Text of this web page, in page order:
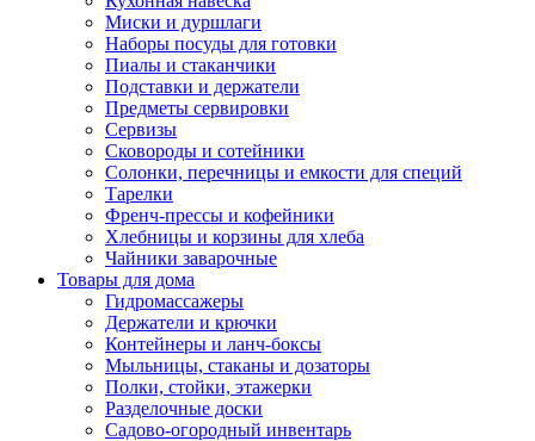
Миски и дуршлаги
Наборы посуды для готовки
Пиалы и стаканчики
Подставки и держатели
Предметы сервировки
Сервизы
Сковороды и сотейники
Солонки, перечницы и емкости для специй
Тарелки
Френч-прессы и кофейники
Хлебницы и корзины для хлеба
Чайники заварочные
Товары для дома
Гидромассажеры
Держатели и крючки
Контейнеры и ланч-боксы
Мыльницы, стаканы и дозаторы
Полки, стойки, этажерки
Разделочные доски
Садово-огородный инвентарь